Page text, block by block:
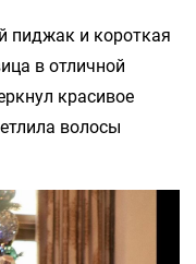
пиджак и короткая
в отличной
красивое
волосы